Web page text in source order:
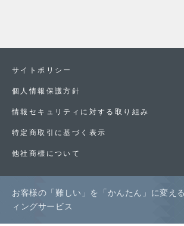
サイトポリシー
個人情報保護方針
情報セキュリティに対する取り組み
特定商取引に基づく表示
他社商標について
お客様の「難しい」を「かんたん」に変え
ィングサービス